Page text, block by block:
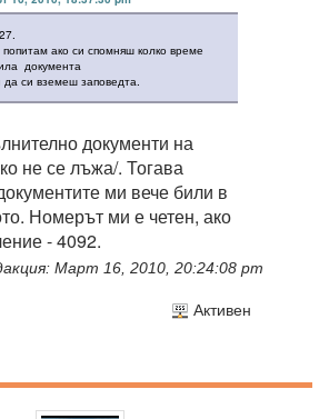
ако си спомняш колко време
документа
си вземеш заповедта.
документи на
не се лъжа/. Тогава
ми вече били в
Номерът ми е четен, ако
- 4092.
Март 16, 2010, 20:24:08 pm
Активен